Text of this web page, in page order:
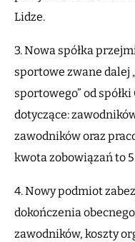
Lidze.
3. Nowa spółka
sportowe zwane dalej
sportowego” od
dotyczące:
zawodników oraz
kwota zobowiązań to 5
4. Nowy podmiot
dokończenia
zawodników, koszty